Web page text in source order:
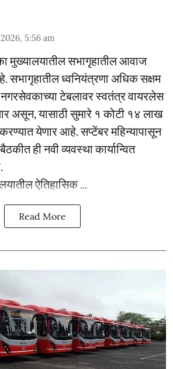
5:56 am
मुख्यालयातील सभागृहातील आवाज
ध्वनियंत्रणा अधिक सक्षम
टेबलावर स्वतंत्र वायरलेस
असून, यासाठी सुमारे १ कोटी १४ लाख
येणार आहे. सप्टेंबर महिन्यापासून
ही नवी व्यवस्था कार्यान्वित
ऐतिहासिक ...
Read More